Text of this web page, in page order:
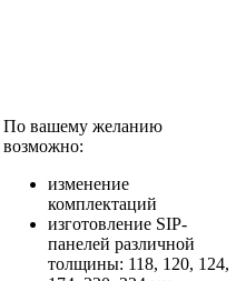
По вашему желанию
возможно:
изменение
комплектаций
изготовление SIP-
панелей различной
толщины: 118, 120, 124,